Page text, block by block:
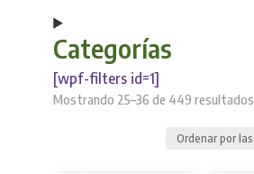
Categorías
[wpf-filters id=1]
Mostrando 25–36 de 449 resultados